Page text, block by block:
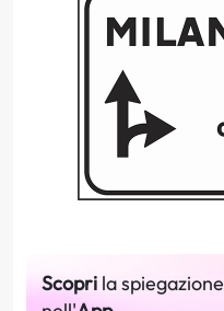
Scopri la spiegazione